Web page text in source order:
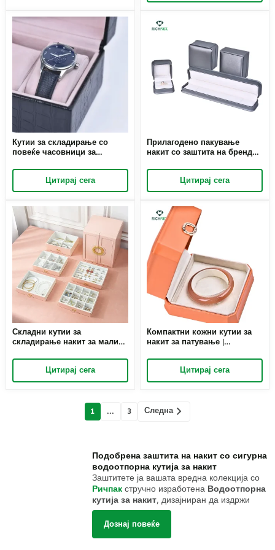
Кутии за складирање со
повеќе часовници за
Елегантни решенија за
собирачи на часовници и
трговци на мало Richpack
подароци
Цитирај сега
Прилагодено пакување
накит со заштита на брендот
решенија за пакување |
Прилагодени за трговија на
мало и големо
Цитирај сега
Складни кутии за
складирање накит за мали
заштеда на простор за
организирано живеење
Опции за нарачка на големо
Цитирај сега
Компактни кожни кутии за
накит за патување |
складирање на накит во
движење - Richpack решение
за пакување накит за
Цитирај сега
1 ... 3 Следна
Подобрена заштита на накит со сигурна
водоотпорна кутија за накит
Заштитете ја вашата вредна колекција со
Ричпак стручно изработена Водоотпорна
кутија за накит, дизајниран да издржи
влага, влажност и непредвидливи услови.
Одликувајќи се со напредна технологија со
Дознај повеќе